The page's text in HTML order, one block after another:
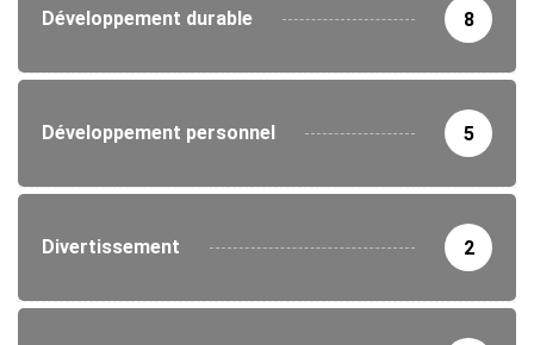
Développement durable 8
Développement personnel 5
Divertissement 2